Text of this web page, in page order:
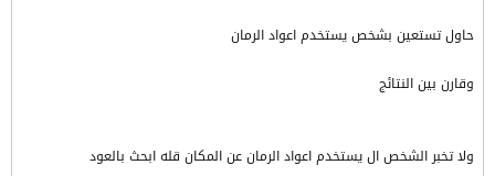
حاول تستعين بشخص يستخدم اعواد الرمان
وقارن بين النتائج
ولا تخبر الشخص ال يستخدم اعواد الرمان عن المكان قله ابحث بالعود